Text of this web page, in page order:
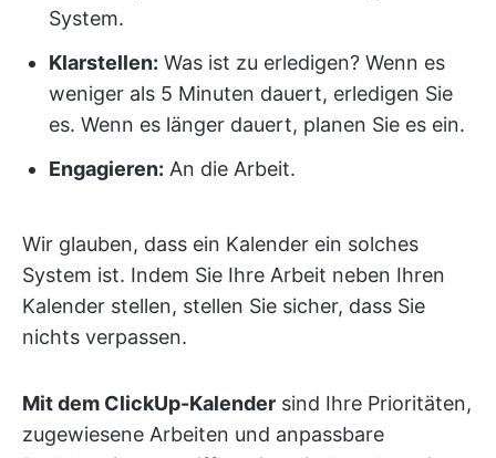
System.
Klarstellen: Was ist zu erledigen? Wenn es
weniger als 5 Minuten dauert, erledigen Sie
es. Wenn es länger dauert, planen Sie es ein.
Engagieren: An die Arbeit.
Wir glauben, dass ein Kalender ein solches
System ist. Indem Sie Ihre Arbeit neben Ihren
Kalender stellen, stellen Sie sicher, dass Sie
nichts verpassen.
Mit dem ClickUp-Kalender sind Ihre Prioritäten,
zugewiesene Arbeiten und anpassbare